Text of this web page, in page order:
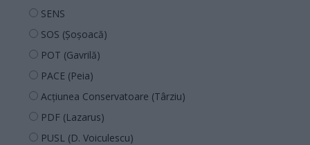
SENS
SOS (Șoșoacă)
POT (Gavrilă)
PACE (Peia)
Acțiunea Conservatoare (Târziu)
PDF (Lazarus)
PUSL (D. Voiculescu)